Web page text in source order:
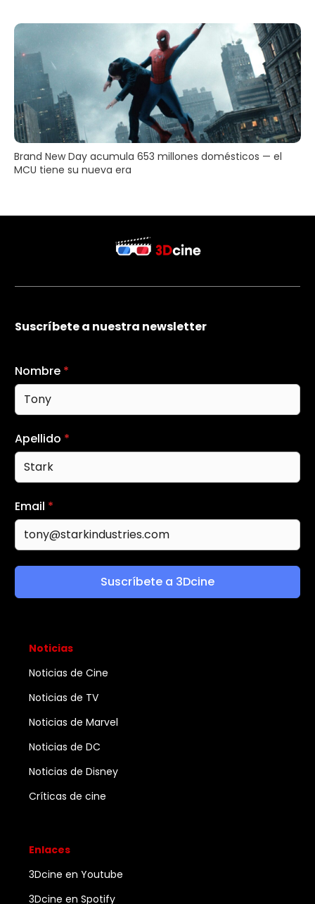
Brand New Day acumula 653 millones domésticos — el
MCU tiene su nueva era
Suscríbete a nuestra newsletter
Nombre *
Apellido *
Email *
Suscríbete a 3Dcine
Noticias
Noticias de Cine
Noticias de TV
Noticias de Marvel
Noticias de DC
Noticias de Disney
Críticas de cine
Enlaces
3Dcine en Youtube
3Dcine en Spotify